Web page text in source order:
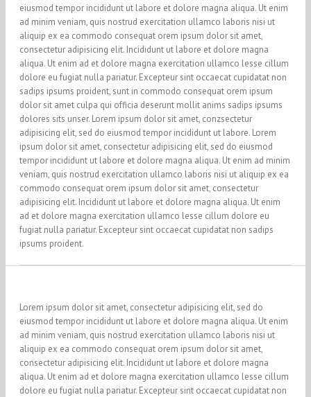
eiusmod tempor incididunt ut labore et dolore magna aliqua. Ut enim
ad minim veniam, quis nostrud exercitation ullamco laboris nisi ut
aliquip ex ea commodo consequat orem ipsum dolor sit amet,
consectetur adipisicing elit. Incididunt ut labore et dolore magna
aliqua. Ut enim ad et dolore magna exercitation ullamco lesse cillum
dolore eu fugiat nulla pariatur. Excepteur sint occaecat cupidatat non
sadips ipsums proident, sunt in commodo consequat orem ipsum
dolor sit amet culpa qui officia deserunt mollit anims sadips ipsums
dolores sits unser. Lorem ipsum dolor sit amet, conzsectetur
adipisicing elit, sed do eiusmod tempor incididunt ut labore. Lorem
ipsum dolor sit amet, consectetur adipisicing elit, sed do eiusmod
tempor incididunt ut labore et dolore magna aliqua. Ut enim ad minim
veniam, quis nostrud exercitation ullamco laboris nisi ut aliquip ex ea
commodo consequat orem ipsum dolor sit amet, consectetur
adipisicing elit. Incididunt ut labore et dolore magna aliqua. Ut enim
ad et dolore magna exercitation ullamco lesse cillum dolore eu
fugiat nulla pariatur. Excepteur sint occaecat cupidatat non sadips
ipsums proident.
Lorem ipsum dolor sit amet, consectetur adipisicing elit, sed do
eiusmod tempor incididunt ut labore et dolore magna aliqua. Ut enim
ad minim veniam, quis nostrud exercitation ullamco laboris nisi ut
aliquip ex ea commodo consequat orem ipsum dolor sit amet,
consectetur adipisicing elit. Incididunt ut labore et dolore magna
aliqua. Ut enim ad et dolore magna exercitation ullamco lesse cillum
dolore eu fugiat nulla pariatur. Excepteur sint occaecat cupidatat non